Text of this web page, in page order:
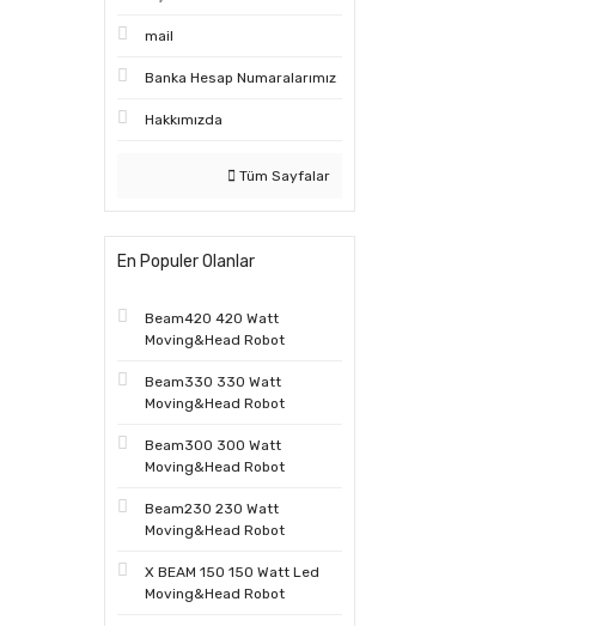
mail
Banka Hesap Numaralarımız
Hakkımızda
Tüm Sayfalar
En Populer Olanlar
Beam420 420 Watt
Moving&Head Robot
Beam330 330 Watt
Moving&Head Robot
Beam300 300 Watt
Moving&Head Robot
Beam230 230 Watt
Moving&Head Robot
X BEAM 150 150 Watt Led
Moving&Head Robot